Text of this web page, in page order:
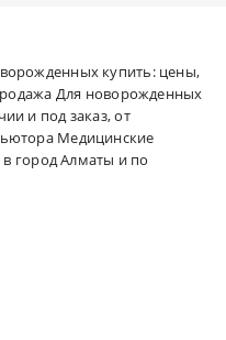
купить: цены,
Для новорожденных
и под заказ, от
Медицинские
в город Алматы и по